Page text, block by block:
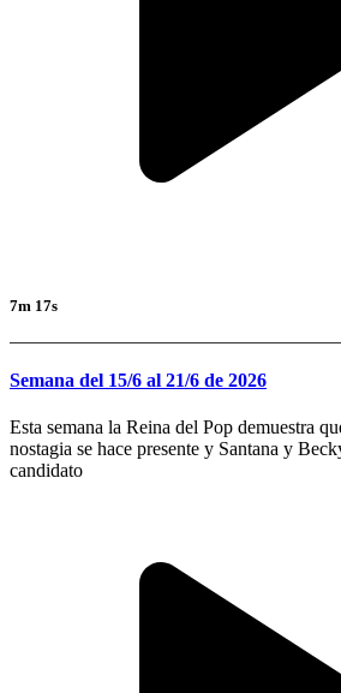
7m 17s
Semana del 15/6 al 21/6 de 2026
Esta semana la Reina del Pop demuestra
nostagia se hace presente y Santana y
candidato